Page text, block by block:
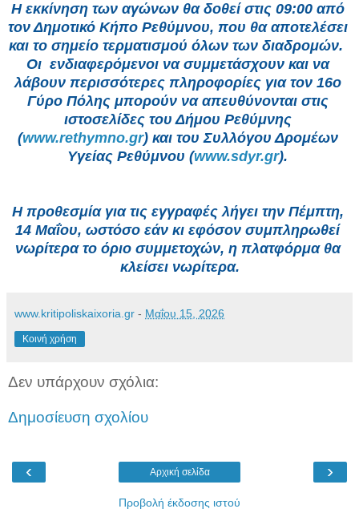
Η εκκίνηση των αγώνων θα δοθεί στις 09:00 από
τον Δημοτικό Κήπο Ρεθύμνου, που θα αποτελέσει
και το σημείο τερματισμού όλων των διαδρομών.
Οι  ενδιαφερόμενοι να συμμετάσχουν και να
λάβουν περισσότερες πληροφορίες για τον 16ο
Γύρο Πόλης μπορούν να απευθύνονται στις
ιστοσελίδες του Δήμου Ρεθύμνης
(www.rethymno.gr) και του Συλλόγου Δρομέων
Υγείας Ρεθύμνου (www.sdyr.gr).
Η προθεσμία για τις εγγραφές λήγει την Πέμπτη,
14 Μαΐου, ωστόσο εάν κι εφόσον συμπληρωθεί
νωρίτερα το όριο συμμετοχών, η πλατφόρμα θα
κλείσει νωρίτερα.
www.kritipoliskaixoria.gr - Μαΐου 15, 2026
Κοινή χρήση
Δεν υπάρχουν σχόλια:
Δημοσίευση σχολίου
‹ ›
Αρχική σελίδα
Προβολή έκδοσης ιστού